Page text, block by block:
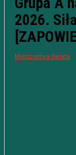
2026.
Mistrzostwa Świata